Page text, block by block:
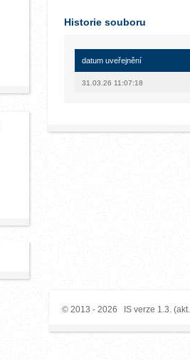
Historie souboru
datum uveřejnění
31.03.26 11:07:18
© 2013 - 2026 IS verze 1.3.